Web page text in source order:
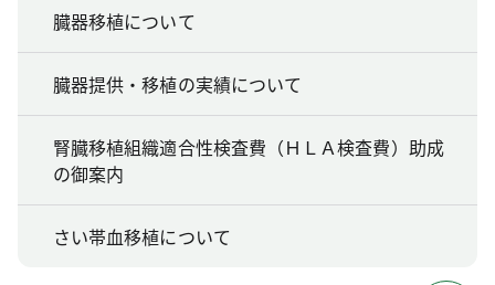
臓器移植について
臓器提供・移植の実績について
腎臓移植組織適合性検査費（ＨＬＡ検査費）助成
の御案内
さい帯血移植について